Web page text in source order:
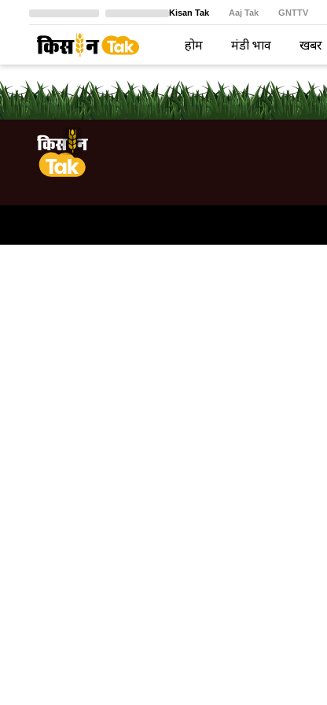
Kisan Tak Aaj Tak GNTTV
Crime Tak Astro Tak
होम मंडी भाव खबरें